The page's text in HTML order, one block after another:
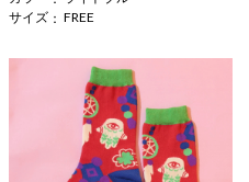
サイズ
FREE